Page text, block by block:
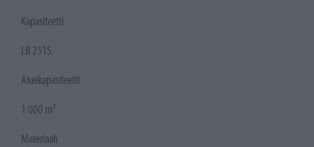
Kapasiteetti
LB 251S
Aluekapasiteetti
1 000 m²
Materiaali